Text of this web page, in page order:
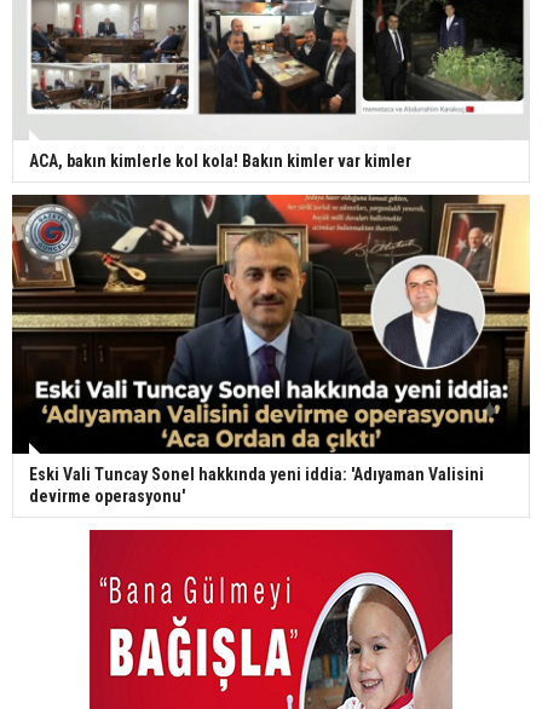
ACA, bakın kimlerle kol kola! Bakın kimler var kimler
Eski Vali Tuncay Sonel hakkında yeni iddia: 'Adıyaman Valisini
devirme operasyonu'